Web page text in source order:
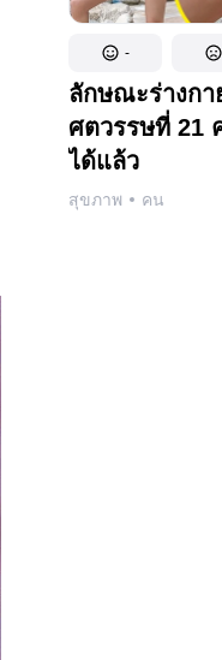
-
ลักษณะร่างก
ศตวรรษที่ 21
ได้แล้ว
สุขภาพ คน